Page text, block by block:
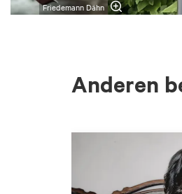
Friedemann Dähn
Anderen